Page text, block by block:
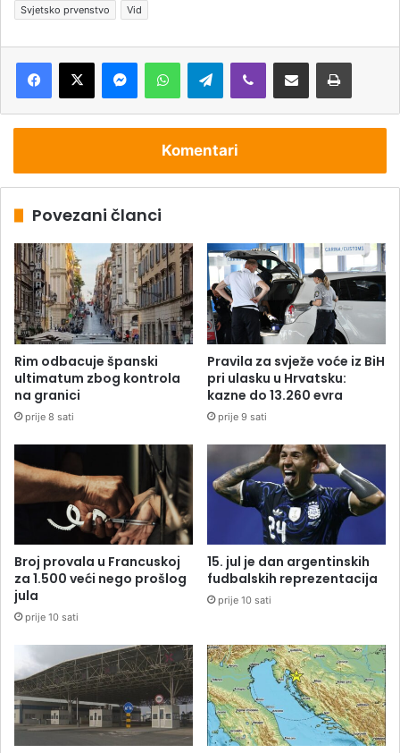
Svjetsko prvenstvo Vid
Telegram
Komentari
Povezani članci
Rim odbacuje španski
ultimatum zbog kontrola
na granici
prije 8 sati
Pravila za svježe voće iz BiH
pri ulasku u Hrvatsku:
kazne do 13.260 evra
prije 9 sati
Broj provala u Francuskoj
za 1.500 veći nego prošlog
jula
prije 10 sati
15. jul je dan argentinskih
fudbalskih reprezentacija
prije 10 sati